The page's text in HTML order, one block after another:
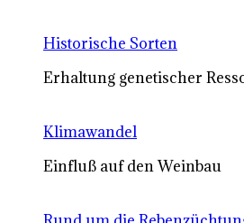
Historische Sorten
Erhaltung genetischer
Klimawandel
Einfluß auf den Weinbau